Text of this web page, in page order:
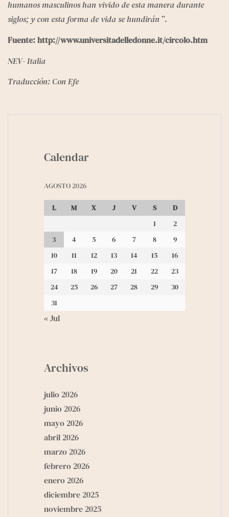
humanos masculinos han vivido de esta manera durante
siglos; y con esta forma de vida se hundirán ”.
Fuente: http://www.universitadelledonne.it/circolo.htm
NEV- Italia
Traducción: Con Efe
Calendar
AGOSTO 2026
L M X J V S
D
1
2
3
4 5 6 7 8
9
10
11 12 13 14 15
16
17
18 19 20 21 22
23
24
25 26 27 28 29
30
31
« Jul
Archivos
julio 2026
junio 2026
mayo 2026
abril 2026
marzo 2026
febrero 2026
enero 2026
diciembre 2025
noviembre 2025